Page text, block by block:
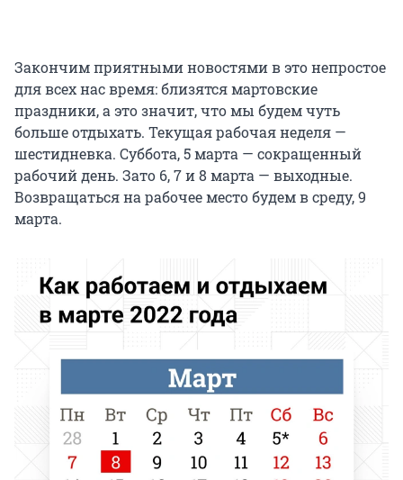
Закончим приятными новостями в это непростое
для всех нас время: близятся мартовские
праздники, а это значит, что мы будем чуть
больше отдыхать. Текущая рабочая неделя —
шестидневка. Суббота, 5 марта — сокращенный
рабочий день. Зато 6, 7 и 8 марта — выходные.
Возвращаться на рабочее место будем в среду, 9
марта.